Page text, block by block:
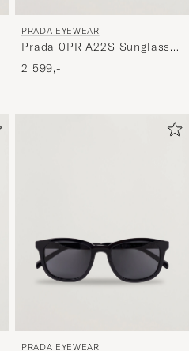
PRADA EYEWEAR
Prada 0PR A22S Sunglasses
Black
2 599,-
PRADA EYEWEAR